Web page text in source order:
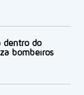
dentro do
bombeiros